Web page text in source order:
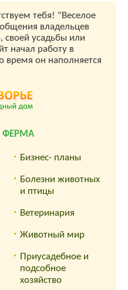
тебя! "Веселое
владельцев
своей усадьбы или
начал работу в
время он наполняется
ФЕРМА
Бизнес- планы
Болезни животных
и птицы
Ветеринария
Животный мир
Приусадебное и
подсобное
хозяйство